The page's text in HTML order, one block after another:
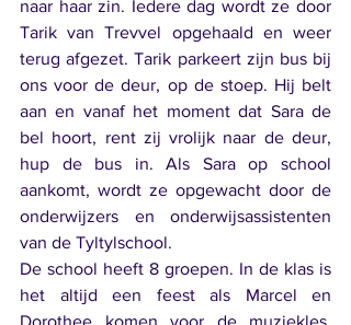
naar haar zin. Iedere dag wordt ze door
Tarik van Trevvel opgehaald en weer
terug afgezet. Tarik parkeert zijn bus bij
ons voor de deur, op de stoep. Hij belt
aan en vanaf het moment dat Sara de
bel hoort, rent zij vrolijk naar de deur,
hup de bus in. Als Sara op school
aankomt, wordt ze opgewacht door de
onderwijzers en onderwijsassistenten
van de Tyltylschool.
De school heeft 8 groepen. In de klas is
het altijd een feest als Marcel en
Dorothee komen voor de muziekles.